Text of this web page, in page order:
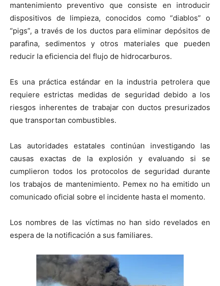
mantenimiento preventivo que consiste en introducir
dispositivos de limpieza, conocidos como “diablos” o
“pigs”, a través de los ductos para eliminar depósitos de
parafina, sedimentos y otros materiales que pueden
reducir la eficiencia del flujo de hidrocarburos.
Es una práctica estándar en la industria petrolera que
requiere estrictas medidas de seguridad debido a los
riesgos inherentes de trabajar con ductos presurizados
que transportan combustibles.
Las autoridades estatales continúan investigando las
causas exactas de la explosión y evaluando si se
cumplieron todos los protocolos de seguridad durante
los trabajos de mantenimiento. Pemex no ha emitido un
comunicado oficial sobre el incidente hasta el momento.
Los nombres de las víctimas no han sido revelados en
espera de la notificación a sus familiares.